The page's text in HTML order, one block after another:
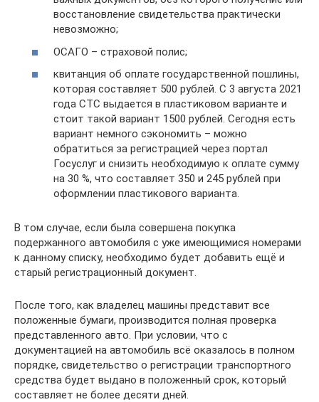
восстановление свидетельства практически
невозможно;
ОСАГО – страховой полис;
квитанция об оплате государственной пошлины,
которая составляет 500 рублей. С 3 августа 2021
года СТС выдается в пластиковом варианте и
стоит такой вариант 1500 рублей. Сегодня есть
вариант немного сэкономить – можно
обратиться за регистрацией через портал
Госуслуг и снизить необходимую к оплате сумму
на 30 %, что составляет 350 и 245 рублей при
оформлении пластикового варианта.
В том случае, если была совершена покупка
подержанного автомобиля с уже имеющимися номерами
к данному списку, необходимо будет добавить ещё и
старый регистрационный документ.
После того, как владелец машины представит все
положенные бумаги, производится полная проверка
представленного авто. При условии, что с
документацией на автомобиль всё оказалось в полном
порядке, свидетельство о регистрации транспортного
средства будет выдано в положенный срок, который
составляет не более десяти дней.